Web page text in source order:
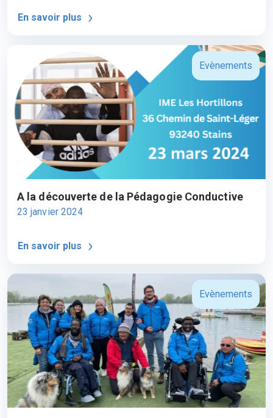
En savoir plus
Evènements
A la découverte de la Pédagogie Conductive
23 janvier 2024
En savoir plus
Evènements